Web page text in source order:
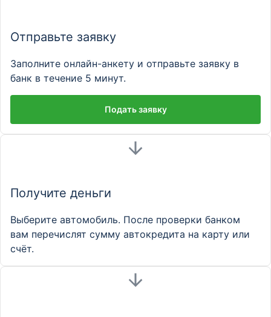
Отправьте заявку
Заполните онлайн-анкету и отправьте заявку в
банк в течение 5 минут.
Подать заявку
Получите деньги
Выберите автомобиль. После проверки банком
вам перечислят сумму автокредита на карту или
счёт.